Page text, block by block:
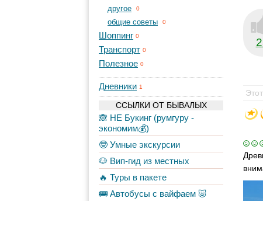
другое 0
общие советы 0
Шоппинг 0
Транспорт 0
Полезное 0
Дневники 1
ССЫЛКИ ОТ БЫВАЛЫХ
🙈 НЕ Букинг (румгуру -
экономим💰)
🤓 Умные экскурсии
🐶 Вип-гид из местных
🔥 Туры в пакете
🚌 Автобусы с вайфаем 🐷